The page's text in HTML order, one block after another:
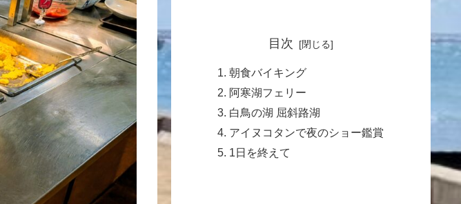
目次
朝食バイキング
阿寒湖フェリー
白鳥の湖 屈斜路湖
アイヌコタンで夜のショー鑑賞
1日を終えて